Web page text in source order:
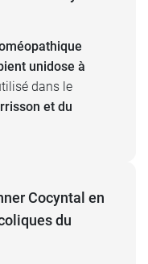
éviter tout
l'œil ou
utilisation
unidose à
dans le
et du
Cocyntal en
du